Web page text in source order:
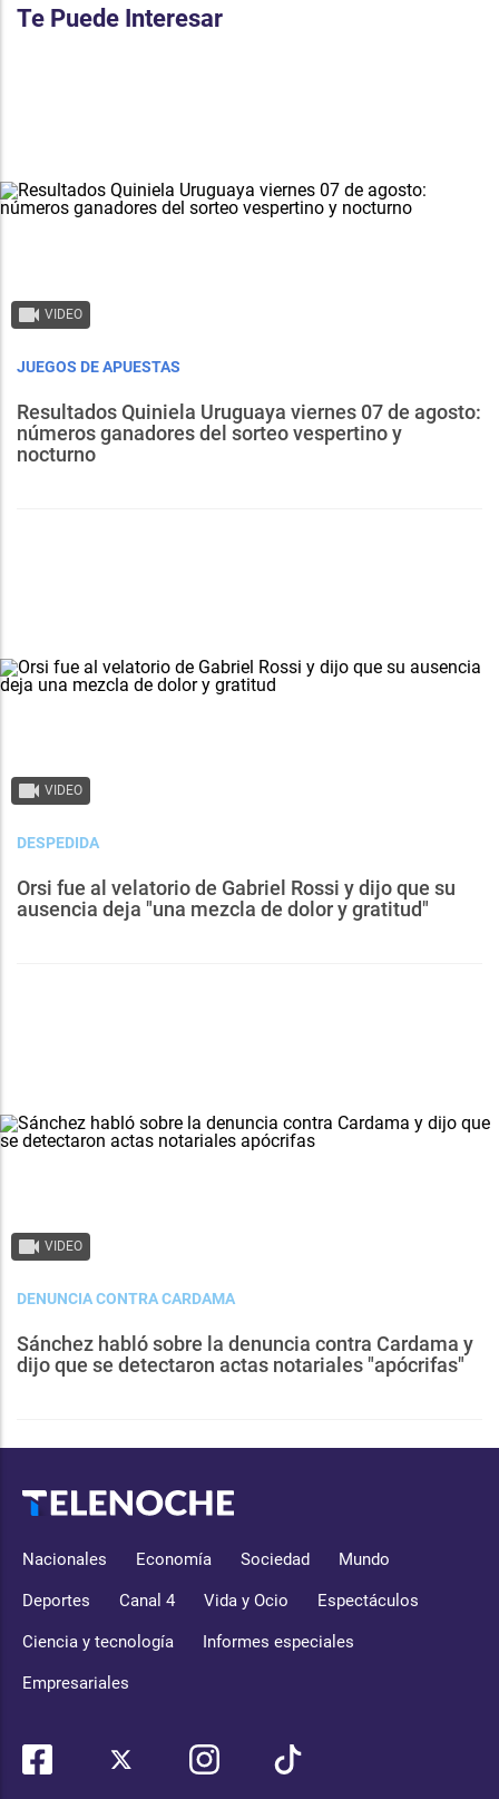
Te Puede Interesar
VIDEO
JUEGOS DE APUESTAS
Resultados Quiniela Uruguaya viernes 07 de agosto:
números ganadores del sorteo vespertino y
nocturno
VIDEO
DESPEDIDA
Orsi fue al velatorio de Gabriel Rossi y dijo que su
ausencia deja "una mezcla de dolor y gratitud"
VIDEO
DENUNCIA CONTRA CARDAMA
Sánchez habló sobre la denuncia contra Cardama y
dijo que se detectaron actas notariales "apócrifas"
Nacionales Economía Sociedad Mundo
Deportes Canal 4 Vida y Ocio Espectáculos
Ciencia y tecnología Informes especiales
Empresariales